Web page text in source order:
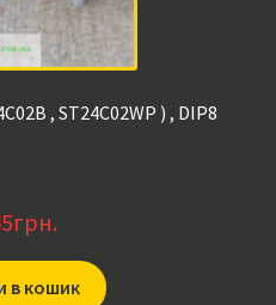
, ST24C02WP ) , DIP8
грн.
в кошик